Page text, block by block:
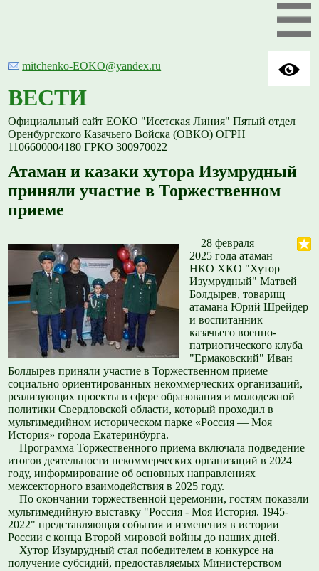
mitchenko-EOKO@yandex.ru
ВЕСТИ
Официальный сайт ЕОКО "Исетская Линия" Пятый отдел
Оренбургского Казачьего Войска (ОВКО) ОГРН
1106600004180 ГРКО 300970022
Атаман и казаки хутора Изумрудный
приняли участие в Торжественном
приеме
28 февраля
2025 года атаман
НКО ХКО "Хутор
Изумрудный" Матвей
Болдырев, товарищ
атамана Юрий Шрейдер
и воспитанник
казачьего военно-
патриотического клуба
"Ермаковский" Иван
Болдырев приняли участие в Торжественном приеме
социально ориентированных некоммерческих организаций,
реализующих проекты в сфере образования и молодежной
политики Свердловской области, который проходил в
мультимедийном историческом парке «Россия — Моя
История» города Екатеринбурга.
Программа Торжественного приема включала подведение
итогов деятельности некоммерческих организаций в 2024
году, информирование об основных направлениях
межсекторного взаимодействия в 2025 году.
По окончании торжественной церемонии, гостям показали
мультимедийную выставку "Россия - Моя История. 1945-
2022" представляющая события и изменения в истории
России с конца Второй мировой войны до наших дней.
Хутор Изумрудный стал победителем в конкурсе на
получение субсидий, предоставляемых Министерством